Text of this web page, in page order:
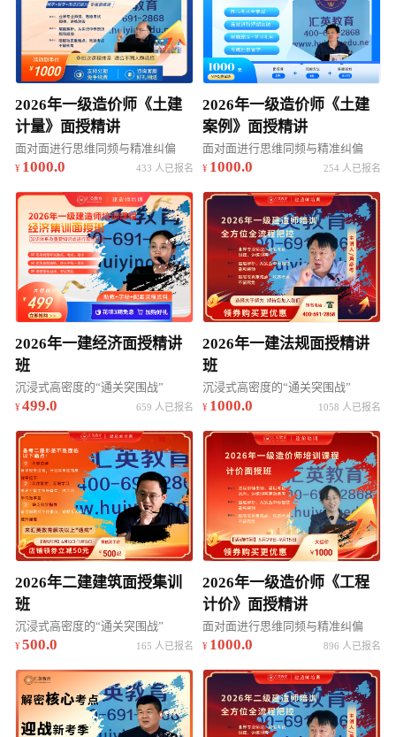
2026年一级造价师《土建
计量》面授精讲
面对面进行思维同频与精准纠偏
1000.0 433 人已报名
2026年一级造价师《土建
案例》面授精讲
面对面进行思维同频与精准纠偏
1000.0 254 人已报名
2026年一建经济面授精讲
班
沉浸式高密度的“通关突围战”
499.0 659 人已报名
2026年一建法规面授精讲
班
沉浸式高密度的“通关突围战”
1000.0 1058 人已报名
2026年二建建筑面授集训
班
沉浸式高密度的“通关突围战”
500.0 165 人已报名
2026年一级造价师《工程
计价》面授精讲
面对面进行思维同频与精准纠偏
1000.0 896 人已报名